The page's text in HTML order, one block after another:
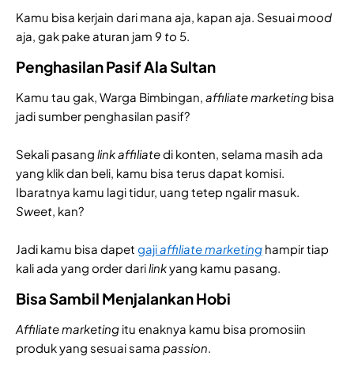
Kamu bisa kerjain dari mana aja, kapan aja. Sesuaimood
aja, gak pake aturan jam 9 to 5.
Penghasilan Pasif Ala Sultan
Kamu tau gak, Warga Bimbingan, affiliate marketing bisa
jadi sumber penghasilan pasif?
Sekali pasang link affiliatedi konten, selama masih ada
yang klik dan beli, kamu bisa terus dapat komisi.
Ibaratnya kamu lagi tidur, uang tetep ngalir masuk.
Sweet, kan?
Jadi kamu bisa dapet gajiaffiliate marketing hampir tiap
kali ada yang order darilinkyang kamu pasang.
Bisa Sambil Menjalankan Hobi
Affiliate marketing itu enaknya kamu bisa promosiin
produk yang sesuai sama passion.